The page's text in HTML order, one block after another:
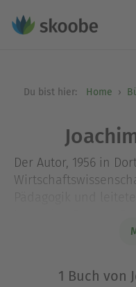
Du bist hier: Home
Der Autor, 1956 in
Schönheiten der
1 Buch von